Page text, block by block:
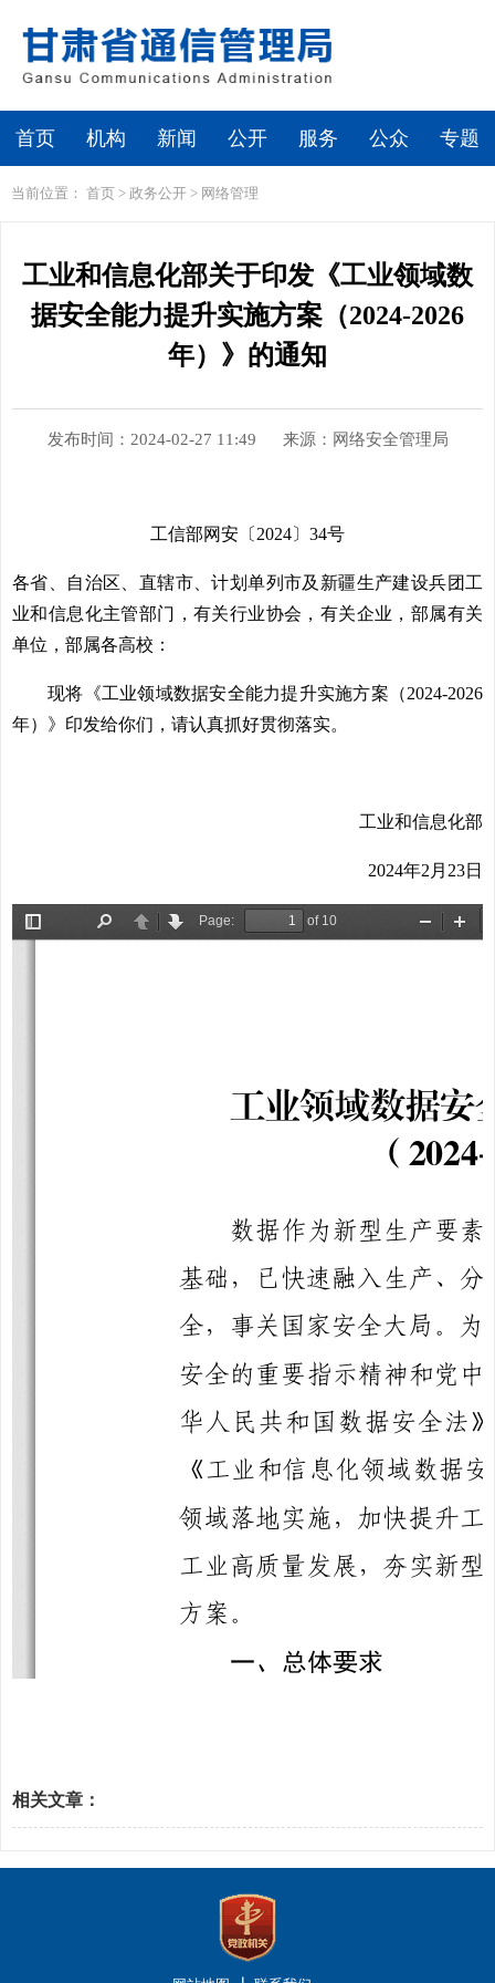
首页 机构 新闻 公开 服务 公众 专题
当前位置： 首页 > 政务公开 > 网络管理
工业和信息化部关于印发《工业领域数
据安全能力提升实施方案（2024-2026
年）》的通知
发布时间：2024-02-27 11:49 来源：网络安全管理局
工信部网安〔2024〕34号
各省、自治区、直辖市、计划单列市及新疆生产建设兵团工
业和信息化主管部门，有关行业协会，有关企业，部属有关
单位，部属各高校：
现将《工业领域数据安全能力提升实施方案（2024-2026
年）》印发给你们，请认真抓好贯彻落实。
工业和信息化部
2024年2月23日
相关文章：